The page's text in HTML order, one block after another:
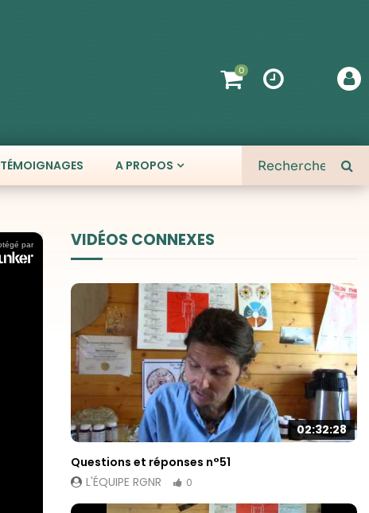
0
TÉMOIGNAGES A PROPOS
VIDÉOS CONNEXES
02:32:28
Questions et réponses n°51
L'ÉQUIPE RGNR
0